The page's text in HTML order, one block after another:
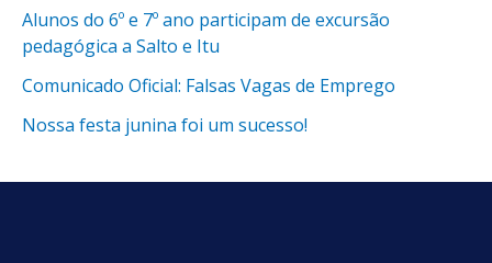
Alunos do 6º e 7º ano participam de excursão
pedagógica a Salto e Itu
Comunicado Oficial: Falsas Vagas de Emprego
Nossa festa junina foi um sucesso!